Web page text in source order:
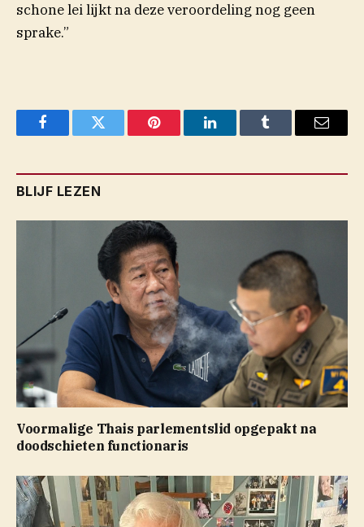
schone lei lijkt na deze veroordeling nog geen
sprake.”
FacebookTwitter Pinterest LinkedInTumblr Email
BLIJF LEZEN
Voormalige Thais parlementslid opgepakt na
doodschieten functionaris